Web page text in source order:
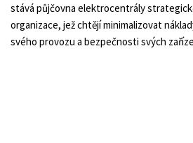
stává půjčovna elektrocentrály
organizace, jež chtějí minimalizovat
svého provozu a bezpečnosti svých